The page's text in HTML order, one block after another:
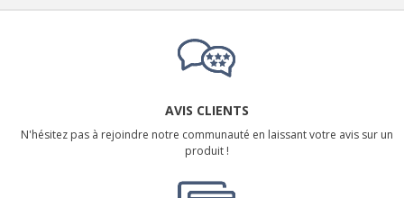
AVIS CLIENTS
N'hésitez pas à rejoindre notre communauté en laissant votre avis sur un
produit !